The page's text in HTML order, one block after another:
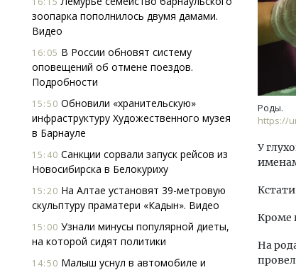
зоопарка пополнилось двумя дамами.
Видео
16:05 В России обновят систему
оповещений об отмене поездов.
Подробности
15:50 Обновили «хранительскую»
инфраструктуру Художественного музея
в Барнауле
15:40 Санкции сорвали запуск рейсов из
Новосибирска в Белокуриху
15:20 На Алтае установят 39-метровую
скульптуру праматери «Кадын». Видео
15:00 Узнали минусы популярной диеты,
на которой сидят политики
14:50 Малыш уснул в автомобиле и
Роды.
https://
У
Кроме
На